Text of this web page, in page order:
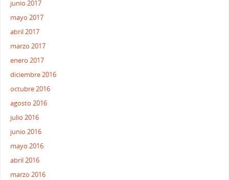
junio 2017
mayo 2017
abril 2017
marzo 2017
enero 2017
diciembre 2016
octubre 2016
agosto 2016
julio 2016
junio 2016
mayo 2016
abril 2016
marzo 2016